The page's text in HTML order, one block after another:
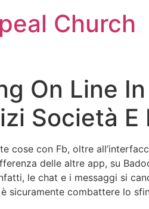
Church
On Line
Società E
cose con Fb, oltre
delle altre app, su
le chat e i messaggi si
sicuramente combattere lo